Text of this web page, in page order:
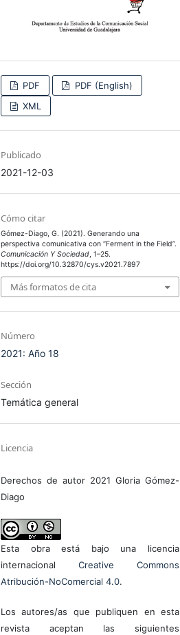
PDF
PDF (English)
XML
Publicado
2021-12-03
Cómo citar
Gómez-Diago, G. (2021). Generando una
perspectiva comunicativa con “Ferment in the Field”.
Comunicación Y Sociedad, 1–25.
https://doi.org/10.32870/cys.v2021.7897
Más formatos de cita
Número
2021: Año 18
Sección
Temática general
Licencia
Derechos de autor 2021 Gloria Gómez-
Diago
Esta obra está bajo una licencia
internacional Creative Commons
Atribución-NoComercial 4.0.
Los autores/as que publiquen en esta
revista aceptan las siguientes